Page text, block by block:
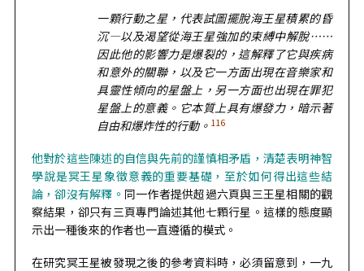
一顆行動之星，代表試圖擺脫海王星積累的昏
沉—以及渴望從海王星強加的束縛中解脫……
因此他的影響力是爆裂的，這解釋了它與疾病
和意外的關聯，以及它一方面出現在音樂家和
具靈性傾向的星盤上，另一方面也出現在罪犯
星盤上的意義。它本質上具有爆發力，暗示著
自由和爆炸性的行動。 116
他對於這些陳述的自信與先前的謹慎相矛盾，清楚表明神智
學說是冥王星象徵意義的重要基礎，至於如何得出這些結
論，卻沒有解釋。 同一作者提供超過六頁與三王星相關的觀
察結果，卻只有三頁專門論述其他七顆行星。這樣的態度顯
示出一種後來的作者也一直遵循的模式。
在研究冥王星被發現之後的參考資料時，必須留意到，一九